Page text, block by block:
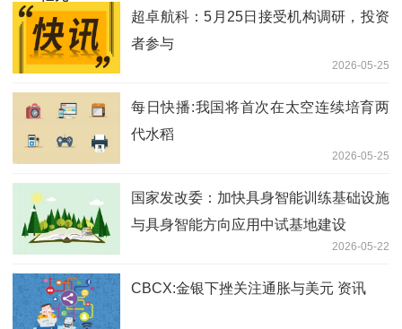
超卓航科：5月25日接受机构调研，投资
者参与
2026-05-25
每日快播:我国将首次在太空连续培育两
代水稻
2026-05-25
国家发改委：加快具身智能训练基础设施
与具身智能方向应用中试基地建设
2026-05-22
CBCX:金银下挫关注通胀与美元 资讯